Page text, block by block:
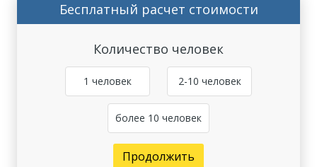
Бесплатный расчет стоимости
Количество человек
1 человек 2-10 человек
более 10 человек
Продолжить